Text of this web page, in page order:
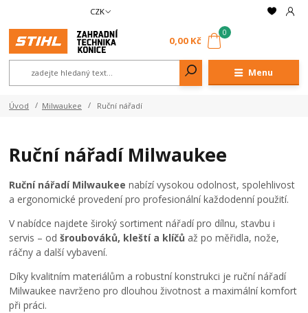
Menu
CZK
0
0,00 Kč
Úvod Milwaukee Ruční nářadí
Ruční nářadí Milwaukee
Ruční nářadí Milwaukee nabízí vysokou odolnost, spolehlivost
a ergonomické provedení pro profesionální každodenní použití.
V nabídce najdete široký sortiment nářadí pro dílnu, stavbu i
servis – odšroubováků, kleští a klíčů až po měřidla, nože,
ráčny a další vybavení.
Díky kvalitním materiálům a robustní konstrukci je ruční nářadí
Milwaukee navrženo pro dlouhou životnost a maximální komfort
při práci.